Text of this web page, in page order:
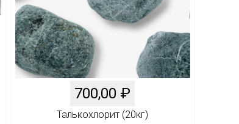
700,00 ₽
Талькохлорит (20кг)